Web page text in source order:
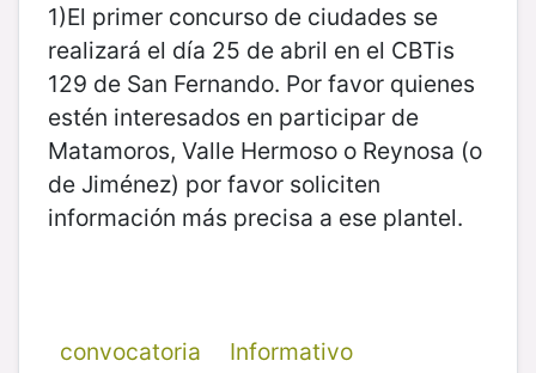
1)El primer concurso de ciudades se
realizará el día 25 de abril en el CBTis
129 de San Fernando. Por favor quienes
estén interesados en participar de
Matamoros, Valle Hermoso o Reynosa (o
de Jiménez) por favor soliciten
información más precisa a ese plantel.
convocatoria Informativo